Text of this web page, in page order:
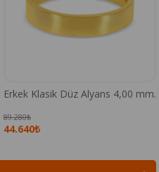
Erkek Klasik Düz Alyans 4,00 mm.
44.640₺
89.280₺